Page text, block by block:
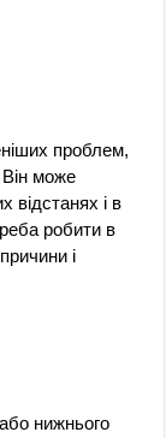
проблем,
Він може
відстанях і в
робити в
і
нижнього